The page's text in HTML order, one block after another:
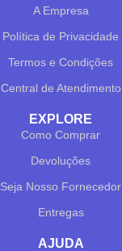
A Empresa
Política de Privacidade
Termos e Condições
Central de Atendimento
EXPLORE
Como Comprar
Devoluções
Seja Nosso Fornecedor
Entregas
AJUDA